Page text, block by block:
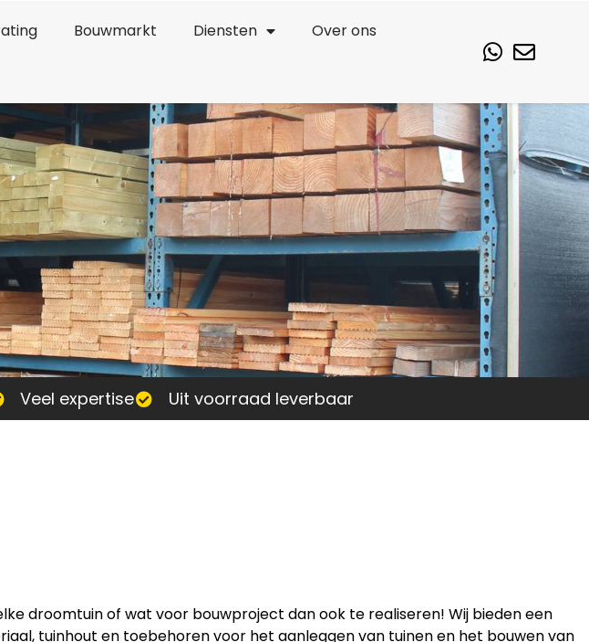
Bouwmarkt Diensten
Over ons
Veel expertise Uit voorraad leverbaar
droomtuin of wat voor bouwproject dan ook te realiseren! Wij bieden een
tuinhout en toebehoren voor het aanleggen van tuinen en het bouwen van